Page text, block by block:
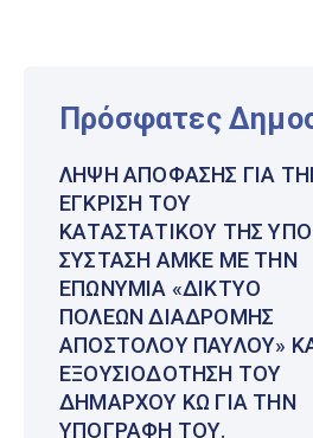
Πρόσφατες
ΛΉΨΗ ΑΠΌΦΑΣΗΣ ΓΙΑ
ΈΓΚΡΙΣΗ ΤΟΥ
ΚΑΤΑΣΤΑΤΙΚΟΎ ΤΗΣ ΥΠΌ
ΣΎΣΤΑΣΗ ΑΜΚΕ ΜΕ ΤΗΝ
ΕΠΩΝΥΜΊΑ «ΔΊΚΤΥΟ
ΠΌΛΕΩΝ ΔΙΑΔΡΟΜΉΣ
ΑΠΟΣΤΌΛΟΥ ΠΑΎΛΟΥ»
ΕΞΟΥΣΙΟΔΌΤΗΣΗ ΤΟΥ
ΔΗΜΆΡΧΟΥ ΚΩ ΓΙΑ ΤΗΝ
ΥΠΟΓΡΑΦΉ ΤΟΥ.